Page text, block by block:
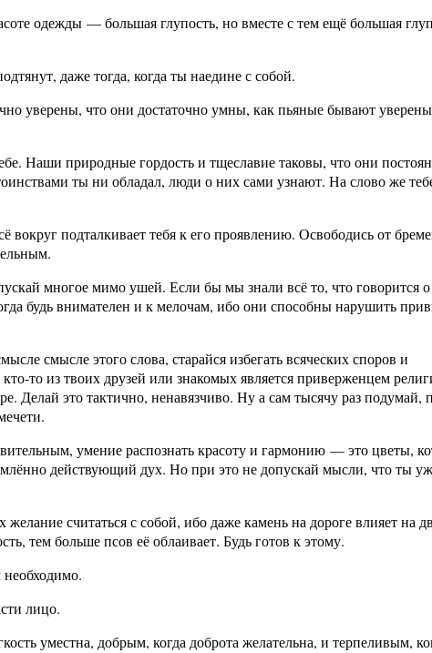
одежды — большая глупость, но вместе с тем ещё большая
даже тогда, когда ты наедине с собой.
уверены, что они достаточно умны, как пьяные бывают
Наши природные гордость и тщеславие таковы, что они
ты ни обладал, люди о них сами узнают. На слово же
вокруг подталкивает тебя к его проявлению. Освободись от
многое мимо ушей. Если бы мы знали всё то, что говорится
будь внимателен и к мелочам, ибо они способны нарушить
смысле этого слова, старайся избегать всяческих споров и
то из твоих друзей или знакомых является приверженцем
Делай это тактично, ненавязчиво. Ну а сам тысячу раз подумай,
умение распознать красоту и гармонию — это цветы,
действующий дух. Но при это не допускай мысли, что ты
считаться с собой, ибо даже камень на дороге влияет на
тем больше псов её облаивает. Будь готов к этому.
лицо.
уместна, добрым, когда доброта желательна, и терпеливым,